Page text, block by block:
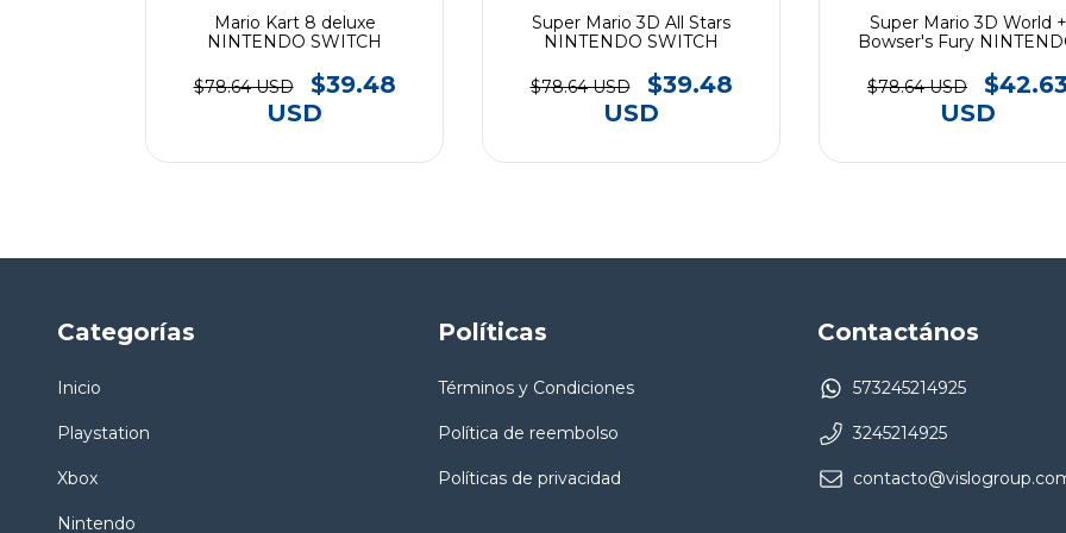
Mario Kart 8 deluxe
NINTENDO SWITCH
$78.64 USD
$39.48
USD
Super Mario 3D All Stars
NINTENDO SWITCH
$78.64 USD
$39.48
USD
Super Mario 3D World +
Bowser's Fury
$78.64 USD
USD
Categorías
Inicio
Playstation
Xbox
Nintendo
Políticas
Términos y Condiciones
Política de reembolso
Políticas de privacidad
Contactános
573245214925
3245214925